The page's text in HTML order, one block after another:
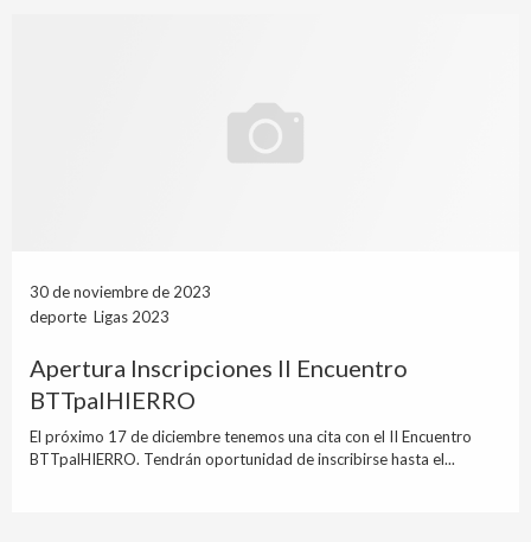
30 de noviembre de 2023
deporte Ligas 2023
Apertura Inscripciones II Encuentro
BTTpalHIERRO
El próximo 17 de diciembre tenemos una cita con el II Encuentro
BTTpalHIERRO. Tendrán oportunidad de inscribirse hasta el...